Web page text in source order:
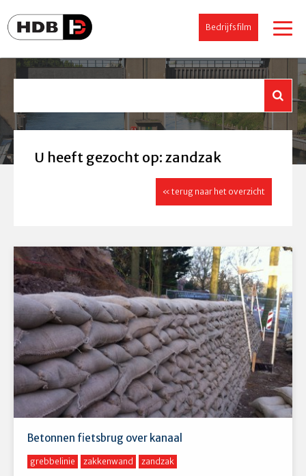
Bedrijfsfilm
U heeft gezocht op: zandzak
« terug naar het overzicht
Betonnen fietsbrug over kanaal
grebbelinie zakkenwand zandzak